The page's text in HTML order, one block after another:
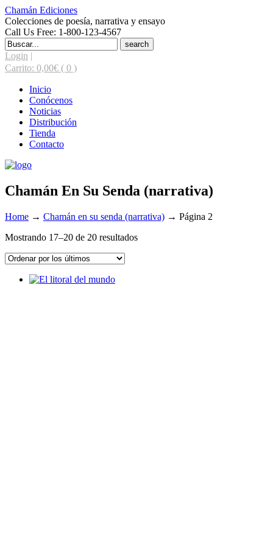
Chamán Ediciones
Colecciones de poesía, narrativa y ensayo
Call Us Free: 1-800-123-4567
Search
for:
Login |
Carrito: 0,00€ ( 0 )
Inicio
Conócenos
Noticias
Distribución
Tienda
Contacto
Chamán En Su Senda (narrativa)
Home → Chamán en su senda (narrativa) → Página 2
Mostrando 17–20 de 20 resultadosOrdenado